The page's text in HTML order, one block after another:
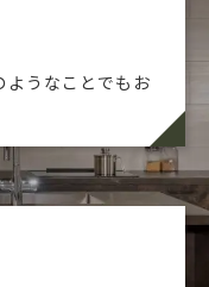
うなことでも お